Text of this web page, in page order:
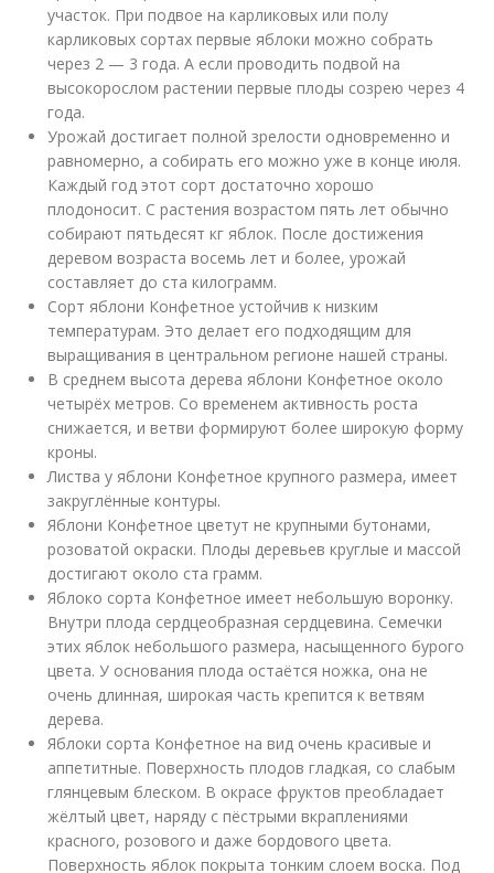
участок. При подвое на карликовых или полу
карликовых сортах первые яблоки можно собрать
через 2 — 3 года. А если проводить подвой на
высокорослом растении первые плоды созрею через 4
года.
Урожай достигает полной зрелости одновременно и
равномерно, а собирать его можно уже в конце июля.
Каждый год этот сорт достаточно хорошо
плодоносит. С растения возрастом пять лет обычно
собирают пятьдесят кг яблок. После достижения
деревом возраста восемь лет и более, урожай
составляет до ста килограмм.
Сорт яблони Конфетное устойчив к низким
температурам. Это делает его подходящим для
выращивания в центральном регионе нашей страны.
В среднем высота дерева яблони Конфетное около
четырёх метров. Со временем активность роста
снижается, и ветви формируют более широкую форму
кроны.
Листва у яблони Конфетное крупного размера, имеет
закруглённые контуры.
Яблони Конфетное цветут не крупными бутонами,
розоватой окраски. Плоды деревьев круглые и массой
достигают около ста грамм.
Яблоко сорта Конфетное имеет небольшую воронку.
Внутри плода сердцеобразная сердцевина. Семечки
этих яблок небольшого размера, насыщенного бурого
цвета. У основания плода остаётся ножка, она не
очень длинная, широкая часть крепится к ветвям
дерева.
Яблоки сорта Конфетное на вид очень красивые и
аппетитные. Поверхность плодов гладкая, со слабым
глянцевым блеском. В окрасе фруктов преобладает
жёлтый цвет, наряду с пёстрыми вкраплениями
красного, розового и даже бордового цвета.
Поверхность яблок покрыта тонким слоем воска. Под